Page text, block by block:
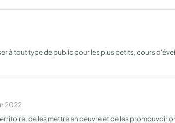
à tout type de public pour les plus petits, cours
2022
de les mettre en oeuvre et de les